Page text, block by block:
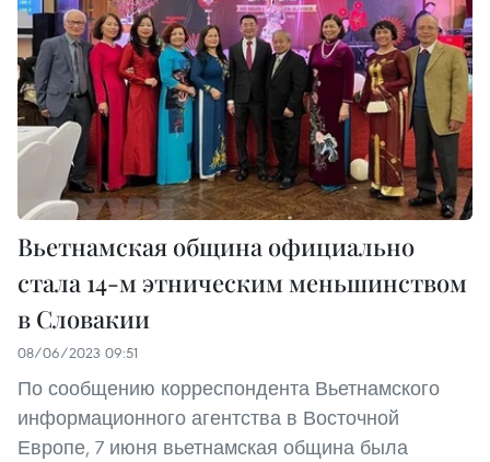
Вьетнамская община официально
стала 14-м этническим меньшинством
в Словакии
08/06/2023 09:51
По сообщению корреспондента Вьетнамского
информационного агентства в Восточной
Европе, 7 июня вьетнамская община была